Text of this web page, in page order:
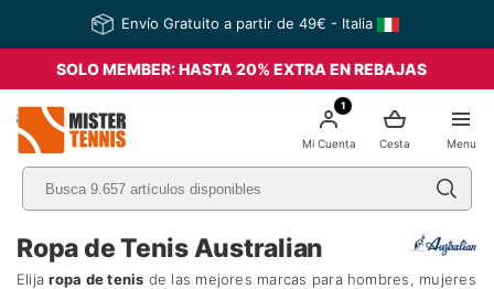
Envío Gratuito a partir de 49€ - Italia
SOLO MEMBER: HASTA 20% EXTRA EN REBAJAS
Menu
Cesta
1
Mi Cuenta
Ropa de Tenis Australian
Elijaropa de tenis de las mejores marcas para hombres, mujeres